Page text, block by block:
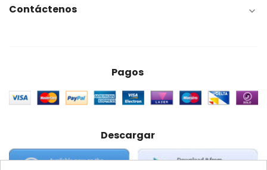
Contáctenos 
Pagos
Descargar